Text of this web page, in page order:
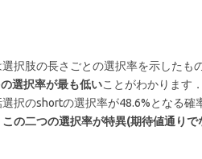
択肢の長さごとの選択率を示したも
選択率が最も低いことがわかります
択のshortの選択率が48.6%となる
この二つの選択率が特異(期待値通りで